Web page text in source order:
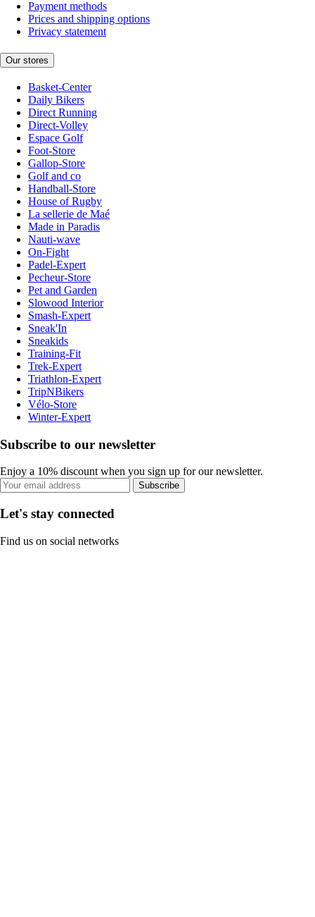
Payment methods
Prices and shipping options
Privacy statement
Our stores
Basket-Center
Daily Bikers
Direct Running
Direct-Volley
Espace Golf
Foot-Store
Gallop-Store
Golf and co
Handball-Store
House of Rugby
La sellerie de Maé
Made in Paradis
Nauti-wave
On-Fight
Padel-Expert
Pecheur-Store
Pet and Garden
Slowood Interior
Smash-Expert
Sneak'In
Sneakids
Training-Fit
Trek-Expert
Triathlon-Expert
TripNBikers
Vélo-Store
Winter-Expert
Subscribe to our newsletter
Enjoy a 10% discount when you sign up for our newsletter.
Subscribe
Let's stay connected
Find us on social networks